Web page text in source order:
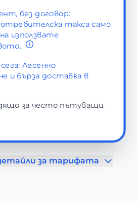
без договор:
такса само
използвате
Лесенно
и бърза доставка в
за често пътуващи.
за тарифата